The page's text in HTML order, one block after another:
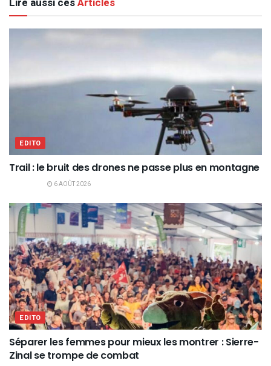
EDITO
Trail : le bruit des drones ne passe plus en montagne
6 AOÛT 2026
EDITO
Séparer les femmes pour mieux les montrer : Sierre-
Zinal se trompe de combat